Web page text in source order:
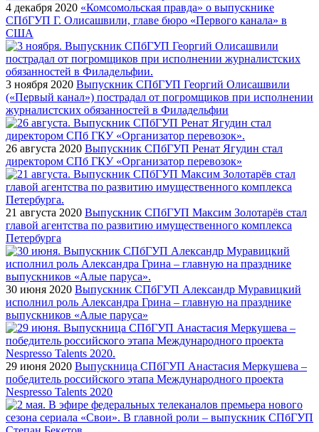
4 декабря 2020 «Комсомольская правда» о выпускнике
СПбГУП Г. Олисашвили, главе бюро «Первого канала» в
США
3 ноября 2020 Выпускник СПбГУП Георгий Олисашвили
(«Первый канал») пострадал от погромщиков при исполнении
журналистских обязанностей в Филадельфии
26 августа 2020 Выпускник СПбГУП Ренат Ягудин стал
директором СПб ГКУ «Организатор перевозок»
21 августа 2020 Выпускник СПбГУП Максим Золотарёв стал
главой агентства по развитию имущественного комплекса
Петербурга
30 июня 2020 Выпускник СПбГУП Александр Муравицкий
исполнил роль Александра Грина – главную на празднике
выпускников «Алые паруса»
29 июня 2020 Выпускница СПбГУП Анастасия Меркушева –
победитель российского этапа Международного проекта
Nespresso Talents 2020